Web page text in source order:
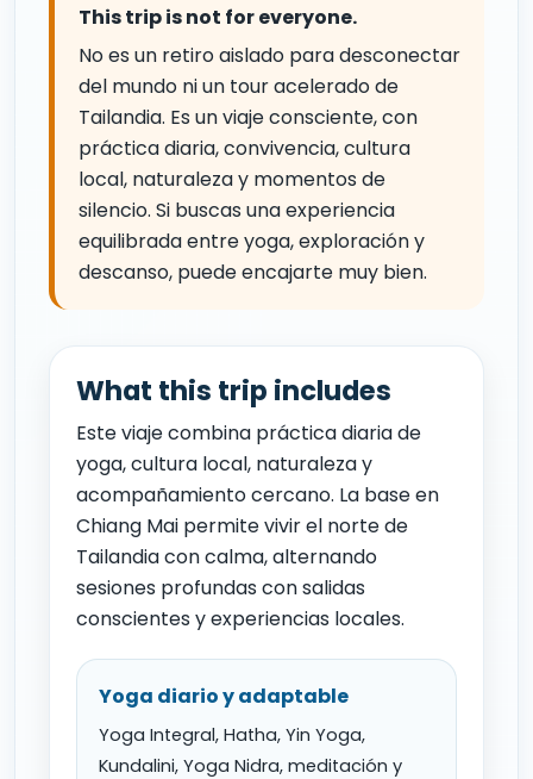
This trip is not for everyone.
No es un retiro aislado para desconectar
del mundo ni un tour acelerado de
Tailandia. Es un viaje consciente, con
práctica diaria, convivencia, cultura
local, naturaleza y momentos de
silencio. Si buscas una experiencia
equilibrada entre yoga, exploración y
descanso, puede encajarte muy bien.
What this trip includes
Este viaje combina práctica diaria de
yoga, cultura local, naturaleza y
acompañamiento cercano. La base en
Chiang Mai permite vivir el norte de
Tailandia con calma, alternando
sesiones profundas con salidas
conscientes y experiencias locales.
Yoga diario y adaptable
Yoga Integral, Hatha, Yin Yoga,
Kundalini, Yoga Nidra, meditación y